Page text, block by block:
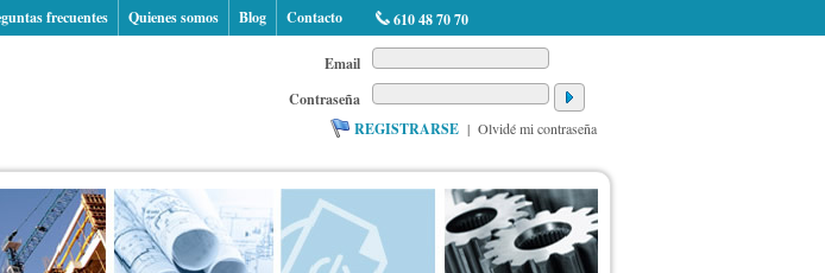
frecuentes Quienes somos Blog Contacto 610 48 70 70
Email
Contraseña
REGISTRARSE | Olvidé mi contraseña